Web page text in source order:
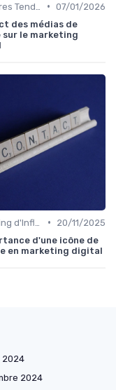
• 07/01/2026
des médias de
sur le marketing
•
20/11/2025
d'une icône de
en marketing digital
2024
2024